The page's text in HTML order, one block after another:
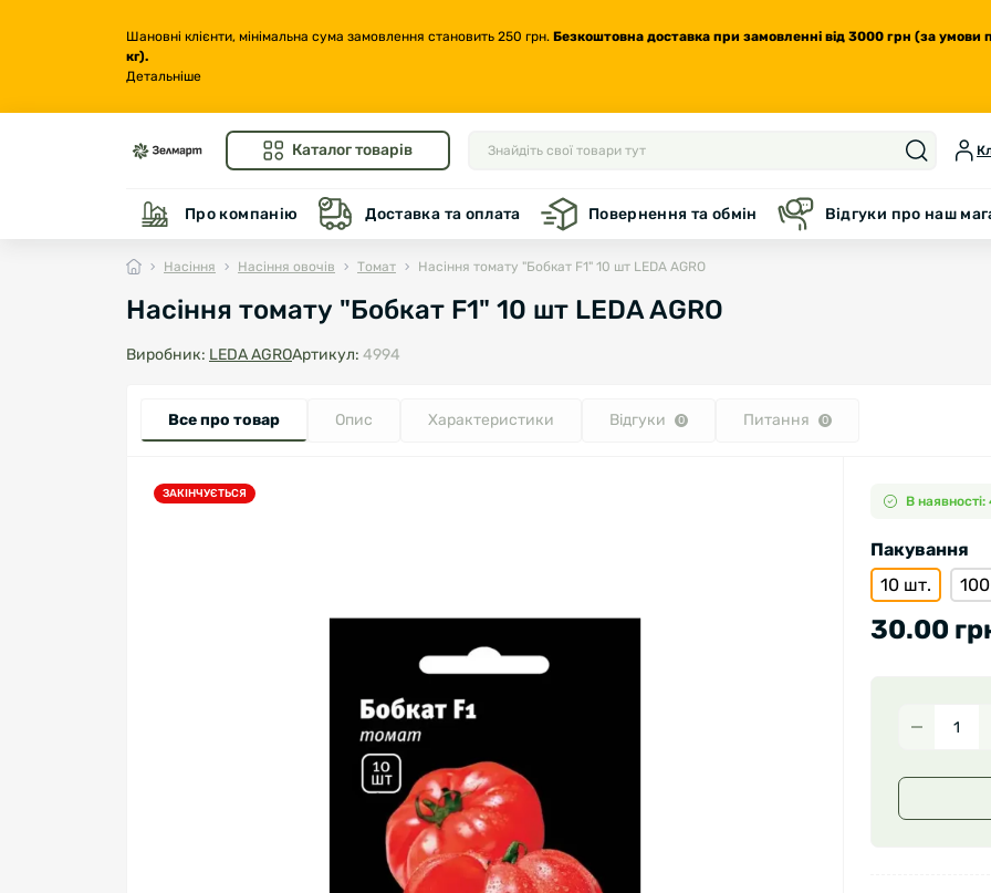
Шановні клієнти, мінімальна сума замовлення становить 250 грн. Безкоштовна доставка при замовленні від 3000 грн (за умови
кг).
Детальніше
Каталог товарів
Про компанію Доставка та оплата Повернення та обмін Відгуки про наш
Насіння Насіння овочів Томат Насіння томату "Бобкат F1" 10 шт LEDA AGRO
Насіння томату "Бобкат F1" 10 шт LEDA AGRO
Виробник: LEDA AGROАртикул: 4994
Все про товар Опис Характеристики Відгуки 0 Питання 0
ЗАКІНЧУЄТЬСЯ В наявності:
Пакування
10 шт.
30.00